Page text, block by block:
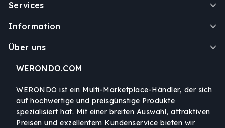
Services
Information
Über uns
WERONDO.COM
WERONDO ist ein Multi-Marketplace-Händler, der sich
auf hochwertige und preisgünstige Produkte
spezialisiert hat. Mit einer breiten Auswahl, attraktiven
Preisen und exzellentem Kundenservice bieten wir